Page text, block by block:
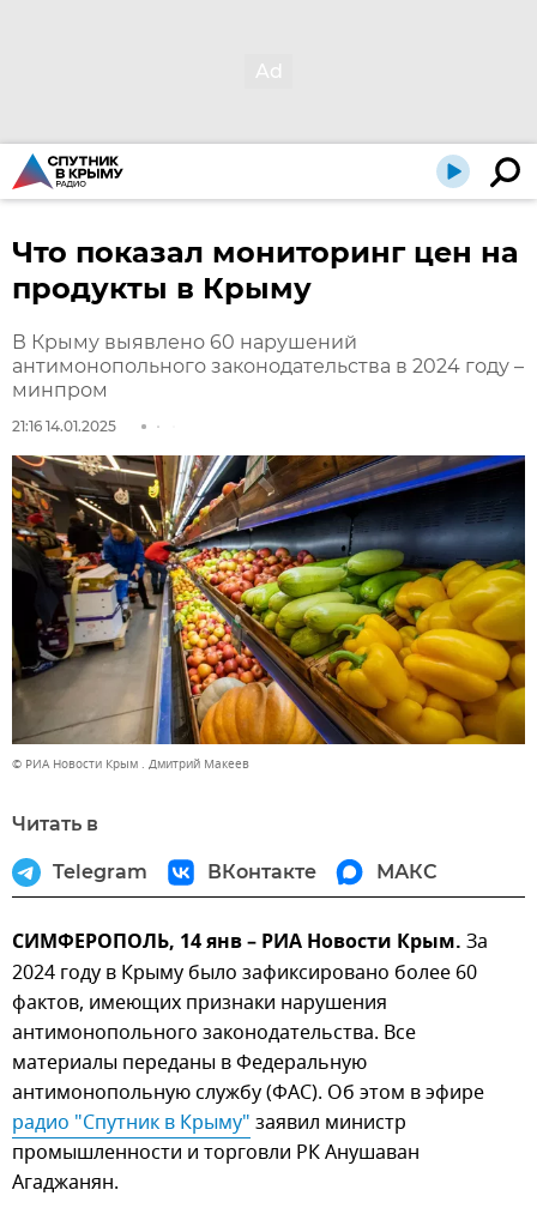
Что показал мониторинг цен на
продукты в Крыму
В Крыму выявлено 60 нарушений
антимонопольного законодательства в 2024 году –
минпром
21:16 14.01.2025
© РИА Новости Крым . Дмитрий Макеев
Читать в
Telegram ВКонтакте МАКС
СИМФЕРОПОЛЬ, 14 янв – РИА Новости Крым. За
2024 году в Крыму было зафиксировано более 60
фактов, имеющих признаки нарушения
антимонопольного законодательства. Все
материалы переданы в Федеральную
антимонопольную службу (ФАС). Об этом в эфире
радио "Спутник в Крыму" заявил министр
промышленности и торговли РК Анушаван
Агаджанян.